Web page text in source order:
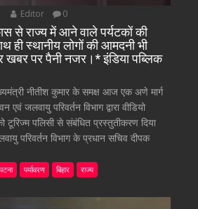
Editor 0
से राज्य में आने वाले पर्यटकों की
ही स्थानीय लोगों की आमदनी भी
खबर पर पैनी नजर।* इंडिया पब्लिक
नीतीश कुमार के समक्ष आज एक अणे मार्ग
जलवायु परिवर्तन विभाग द्वारा वीडियो
टूरिज्म पलिसी से संबंधित प्रस्तुतीकरण दिया
परिवर्तन विभाग के प्रधान सचिव दीपक
पटना पर्यावरण बिहार राज्य